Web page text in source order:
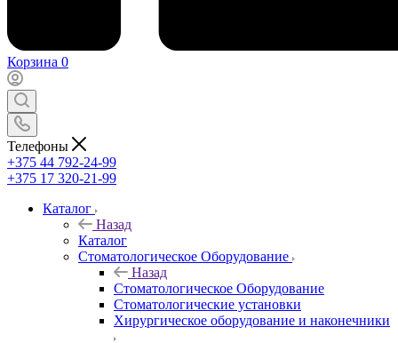
Корзина 0
Телефоны
+375 44 792-24-99
+375 17 320-21-99
Каталог
Назад
Каталог
Стоматологическое Оборудование
Назад
Стоматологическое Оборудование
Стоматологические установки
Хирургическое оборудование и наконечники